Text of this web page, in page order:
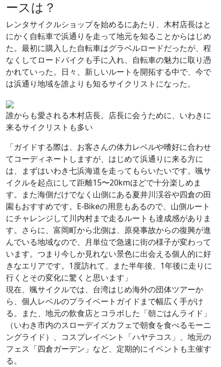
ースは？
レンタサイクルショップを始めるにあたり、木村店長はと
にかく自転車で浜通りを走って地元を知ることからはじめ
た。最初に購入した自転車はグラベルロードだったが、程
なくしてロードバイクも手に入れ、自転車の魅力に取り憑
かれていった。日々、新しいルートを開拓する中で、今で
は浜通り地域を誰よりも知るサイクリストになった。
誰からも愛される木村店長。店長に会うために、いわきに
来るサイクリストも多い
「ガイドする際は、お客さんの体力レベルや嗜好に合わせ
てコーディネートしますが、はじめて浜通りに来る方に
は、まずはいわき七浜海道を走ってもらいたいです。颯サ
イクルを起点にして距離15〜20kmほどで十分楽しめま
す。また海側だけでなく山側にある夏井川渓谷や四倉の田
園もおすすめです。E-Bikeの用意もあるので、山側ルート
にチャレンジして川内村まで走るルートも達成感がありま
す。さらに、富岡町から北側は、原発事故からの復興が進
んでいる地域なので、月単位で急速に街の様子が変わって
います。つまり今しか見れない景色に出会える個人的に好
きなエリアです。1度訪れて、また半年後、1年後に走りに
行くとその変化に驚くと思います」
現在、颯サイクルでは、台湾はじめ海外の団体ツアーか
ら、個人レベルのプライベートガイドまで幅広く手がけ
る。また、地元の飲食店とコラボした「朝ごはんライド」
（いわき市内のスローデイズカフェで朝食を食べるモーニ
ングライド）、コスプレイベント「ハヤテコス」、地元の
フェス「四倉ガーデン」など、定期的にイベントも主催す
る。